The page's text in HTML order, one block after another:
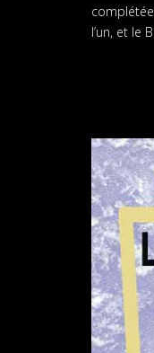
l’un, et le